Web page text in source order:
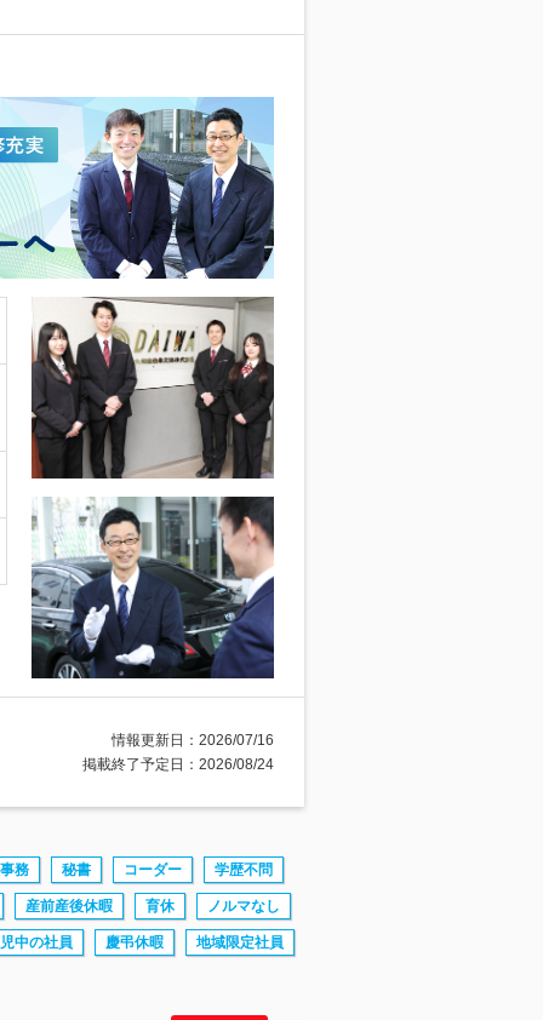
情報更新日：2026/07/16
掲載終了予定日：2026/08/24
務 秘書 コーダー 学歴不問
産前産後休暇 育休 ノルマなし
中の社員 慶弔休暇 地域限定社員